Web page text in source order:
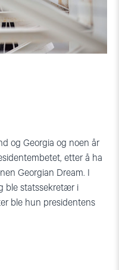
og Georgia og noen år
etter å ha
Georgian Dream. I
ble statssekretær i
ble hun presidentens